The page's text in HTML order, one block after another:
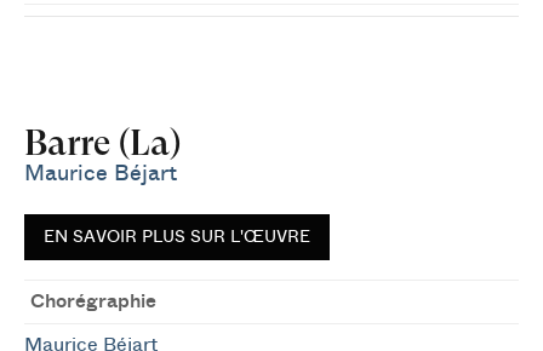
Barre (La)
Maurice Béjart
EN SAVOIR PLUS SUR L'ŒUVRE
Chorégraphie
Maurice Béjart